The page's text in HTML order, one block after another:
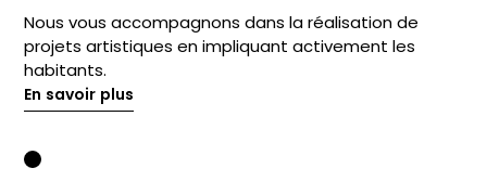
Nous vous accompagnons dans la réalisation de
projets artistiques en impliquant activement les
habitants.
En savoir plus
En savoir plus